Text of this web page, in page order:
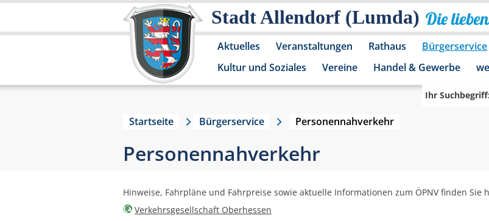
Stadt Allendorf (Lumda) Die
Aktuelles Veranstaltungen Rathaus Bürgerservice
Kultur und Soziales
Vereine Handel & Gewerbe
Ihr Suchbegriff:
Startseite Bürgerservice Personennahverkehr
Personennahverkehr
Hinweise, Fahrpläne und Fahrpreise sowie aktuelle Informationen zum ÖPNV finden Sie
Verkehrsgesellschaft Oberhessen